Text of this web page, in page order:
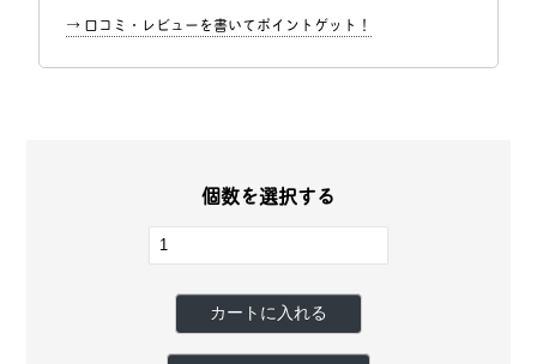
→ 口コミ・レビューを書いてポイントゲット！
個数を選択する
カートに入れる